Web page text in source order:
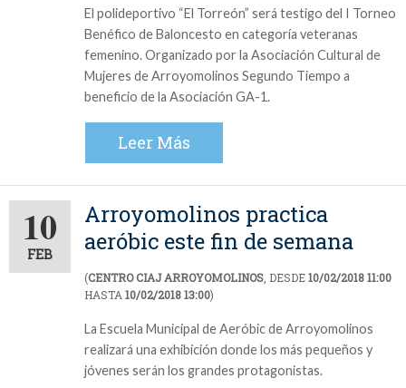
El polideportivo “El Torreón” será testigo del I Torneo
Benéfico de Baloncesto en categoría veteranas
femenino. Organizado por la Asociación Cultural de
Mujeres de Arroyomolinos Segundo Tiempo a
beneficio de la Asociación GA-1.
Leer Más
10
FEB
Arroyomolinos practica
aeróbic este fin de semana
(CENTRO CIAJ ARROYOMOLINOS , DESDE10/02/2018 11:00
HASTA 10/02/2018 13:00)
La Escuela Municipal de Aeróbic de Arroyomolinos
realizará una exhibición donde los más pequeños y
jóvenes serán los grandes protagonistas.